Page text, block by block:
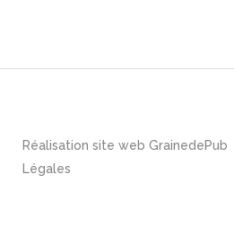
Réalisation site web GrainedePub
Légales